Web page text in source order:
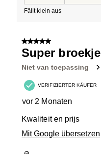
Fällt klein aus
5 von 5 Sternen.
Super broekje
Niet van toepassing
VERIFIZIERTER KÄUFER
vor 2 Monaten
Kwaliteit en prijs
Mit Google übersetzen